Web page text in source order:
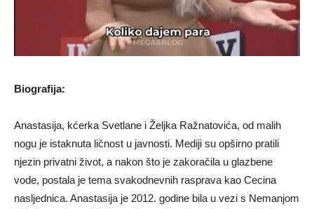
Biografija:
Anastasija, kćerka Svetlane i Željka Ražnatovića, od malih
nogu je istaknuta ličnost u javnosti. Mediji su opširno pratili
njezin privatni život, a nakon što je zakoračila u glazbene
vode, postala je tema svakodnevnih rasprava kao Cecina
nasljednica. Anastasija je 2012. godine bila u vezi s Nemanjom